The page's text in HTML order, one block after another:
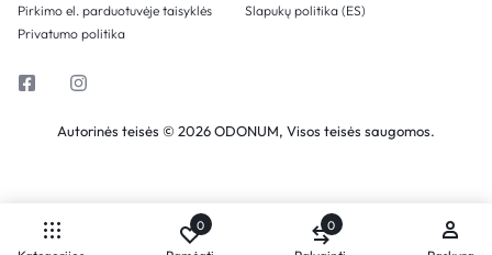
Pirkimo el. parduotuvėje taisyklės
Slapukų politika (ES)
Privatumo politika
Autorinės teisės © 2026 ODONUM, Visos teisės saugomos.
0 0